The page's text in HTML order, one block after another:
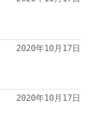
2020年10月17日
2020年10月17日